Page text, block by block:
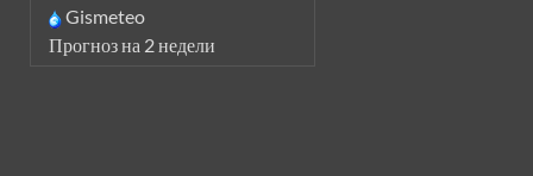
Gismeteo
Прогноз на 2 недели